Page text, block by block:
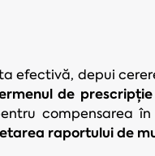
efectivă, depui
de
compensarea
raportului de